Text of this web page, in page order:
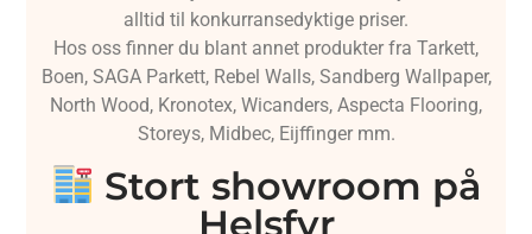
alltid til konkurransedyktige priser.
Hos oss finner du blant annet produkter fra Tarkett,
Boen, SAGA Parkett, Rebel Walls, Sandberg Wallpaper,
North Wood, Kronotex, Wicanders, Aspecta Flooring,
Storeys, Midbec, Eijffinger mm.
Stort showroom på
Helsfyr